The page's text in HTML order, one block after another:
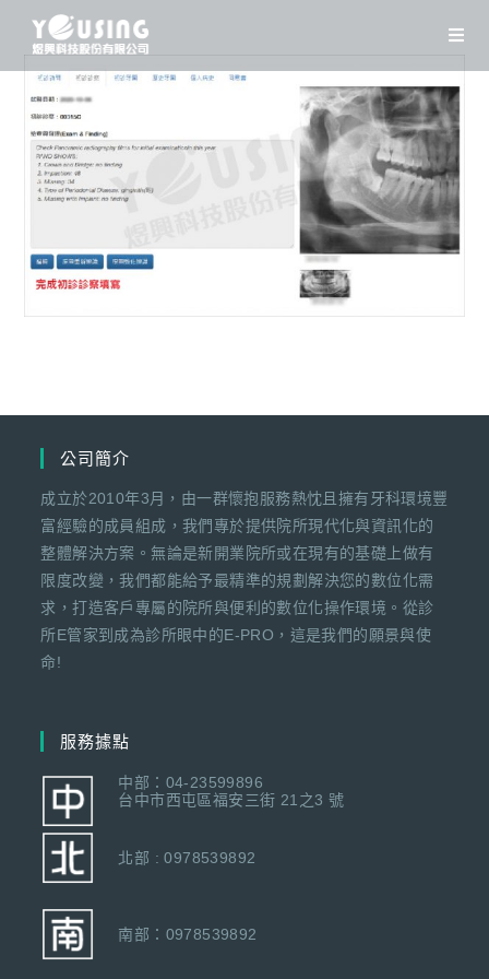
公司簡介
成立於2010年3月，由一群懷抱服務熱忱且擁有牙科環境豐
富經驗的成員組成，我們專於提供院所現代化與資訊化的
整體解決方案。無論是新開業院所或在現有的基礎上做有
限度改變，我們都能給予最精準的規劃解決您的數位化需
求，打造客戶專屬的院所與便利的數位化操作環境。從診
所E管家到成為診所眼中的E-PRO，這是我們的願景與使
命!
服務據點
中部：04-23599896
台中市西屯區福安三街 21之3 號
北部 : 0978539892
南部：0978539892